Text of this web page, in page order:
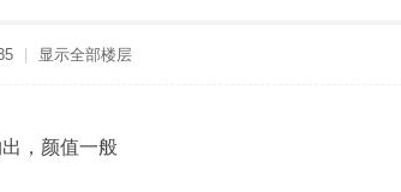
显示全部楼层
，颜值一般